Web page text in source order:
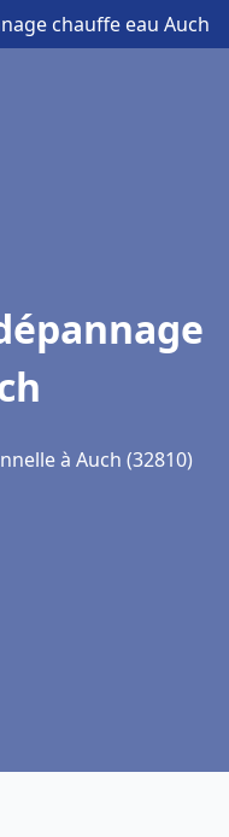
chauffe eau Auch
à Auch (32810)